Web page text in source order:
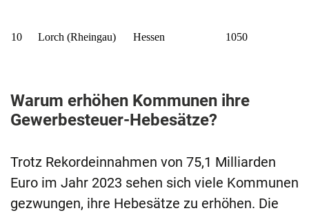
10 Lorch (Rheingau) Hessen 1050
Warum erhöhen Kommunen ihre
Gewerbesteuer-Hebesätze?
Trotz Rekordeinnahmen von 75,1 Milliarden
Euro im Jahr 2023 sehen sich viele Kommunen
gezwungen, ihre Hebesätze zu erhöhen. Die